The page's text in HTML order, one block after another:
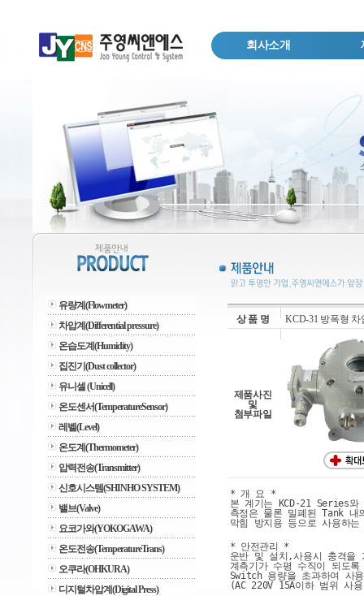
회사소개
유량계(Flowmeter)
차압계(Differential pressure)
온습도계(Humidity)
집진기(Dust collector)
유니셀 (Unicell)
온도센서(TemperatureSensor)
레벨(Level)
온도계(Thermometer)
압력전송(Transmitter)
신호시스템(SHINHO SYSTEM)
밸브(Valve)
요코가와(YOKOGAWA)
온도전송(TemperatureTrans)
오쿠라(OHKURA)
디지털차압계(Digital Press)
상 품 명 KCD-31 방폭형 차
제품사진
및
첨부파일
* 개 요 *
본 계기는 KCD-21 Series
측정은 물론 밀폐된 Tank
막힘 방지용 등으로 사용하
* 안전관리 *
운반 및 설치,사용시 충격을
계측기가 수평 수직이 되도
Switch 용량을 초과하여 사
(AC 220V 15A이하 범위 사